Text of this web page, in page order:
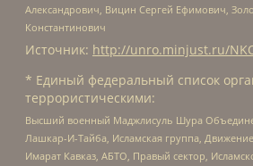
Александрович, Вицин Сергей Ефимович,
Константинович
Источник: http://unro.minjust.ru/
* Единый федеральный список
террористическими:
Высший военный Маджлисуль Шура
Лашкар-И-Тайба, Исламская группа,
Имарат Кавказ, АБТО, Правый сектор,